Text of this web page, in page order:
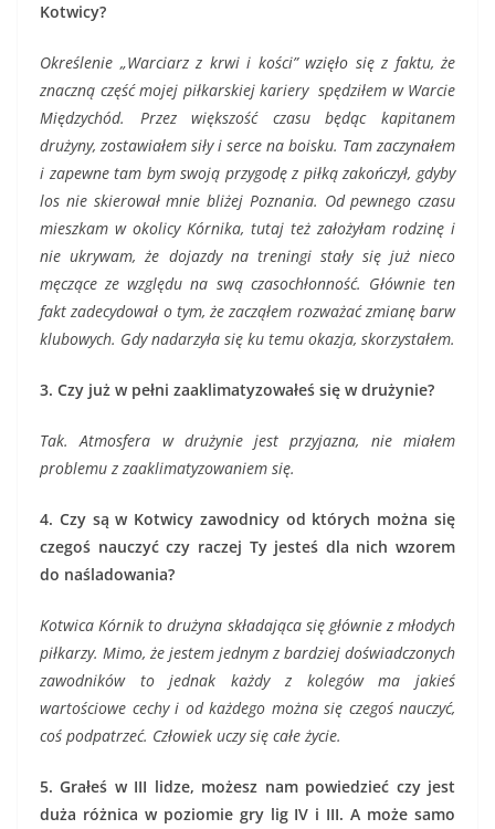
Kotwicy?
Określenie „Warciarz z krwi i kości” wzięło się z faktu, że
znaczną część mojej piłkarskiej kariery spędziłem w Warcie
Międzychód. Przez większość czasu będąc kapitanem
drużyny, zostawiałem siły i serce na boisku. Tam zaczynałem
i zapewne tam bym swoją przygodę z piłką zakończył, gdyby
los nie skierował mnie bliżej Poznania. Od pewnego czasu
mieszkam w okolicy Kórnika, tutaj też założyłam rodzinę i
nie ukrywam, że dojazdy na treningi stały się już nieco
męczące ze względu na swą czasochłonność. Głównie ten
fakt zadecydował o tym, że zacząłem rozważać zmianę barw
klubowych. Gdy nadarzyła się ku temu okazja, skorzystałem.
3. Czy już w pełni zaaklimatyzowałeś się w drużynie?
Tak. Atmosfera w drużynie jest przyjazna, nie miałem
problemu z zaaklimatyzowaniem się.
4. Czy są w Kotwicy zawodnicy od których można się
czegoś nauczyć czy raczej Ty jesteś dla nich wzorem
do naśladowania?
Kotwica Kórnik to drużyna składająca się głównie z młodych
piłkarzy. Mimo, że jestem jednym z bardziej doświadczonych
zawodników to jednak każdy z kolegów ma jakieś
wartościowe cechy i od każdego można się czegoś nauczyć,
coś podpatrzeć. Człowiek uczy się całe życie.
5. Grałeś w III lidze, możesz nam powiedzieć czy jest
duża różnica w poziomie gry lig IV i III. A może samo